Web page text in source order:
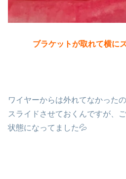
ブラケットが取れて横に
ワイヤーからは外れてなかった
スライドさせておくんですが、
状態になってました💦